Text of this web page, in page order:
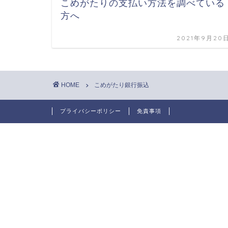
こめがたりの支払い方法を調べている
方へ
2021年9月20
HOME こめがたり銀行振込
プライバシーポリシー 免責事項